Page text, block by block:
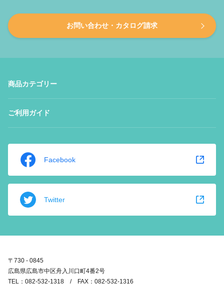
お問い合わせ・カタログ請求
商品カテゴリー
ご利用ガイド
Facebook
Twitter
〒730 - 0845
広島県広島市中区舟入川口町4番2号
TEL：082-532-1318 / FAX：082-532-1316